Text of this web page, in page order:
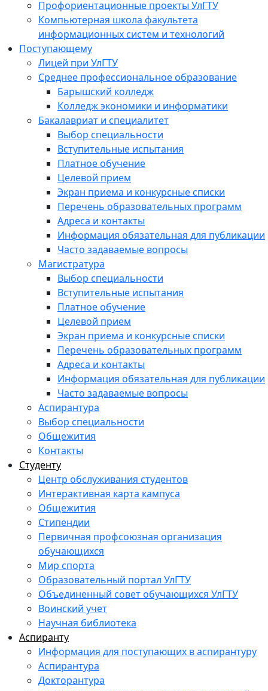
Профориентационные проекты УлГТУ
Компьютерная школа факультета
информационных систем и технологий
Поступающему
Лицей при УлГТУ
Среднее профессиональное образование
Барышский колледж
Колледж экономики и информатики
Бакалавриат и специалитет
Выбор специальности
Вступительные испытания
Платное обучение
Целевой прием
Экран приема и конкурсные списки
Перечень образовательных программ
Адреса и контакты
Информация обязательная для публикации
Часто задаваемые вопросы
Магистратура
Выбор специальности
Вступительные испытания
Платное обучение
Целевой прием
Экран приема и конкурсные списки
Перечень образовательных программ
Адреса и контакты
Информация обязательная для публикации
Часто задаваемые вопросы
Аспирантура
Выбор специальности
Общежития
Контакты
Студенту
Центр обслуживания студентов
Интерактивная карта кампуса
Общежития
Стипендии
Первичная профсоюзная организация
обучающихся
Мир спорта
Образовательный портал УлГТУ
Объединенный совет обучающихся УлГТУ
Воинский учет
Научная библиотека
Аспиранту
Информация для поступающих в аспирантуру
Аспирантура
Докторантура